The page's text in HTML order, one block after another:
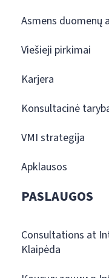
Asmens duomenų
Viešieji pirkimai
Karjera
Konsultacinė
VMI strategija
Apklausos
PASLAUGOS
Consultations at
Klaipėda